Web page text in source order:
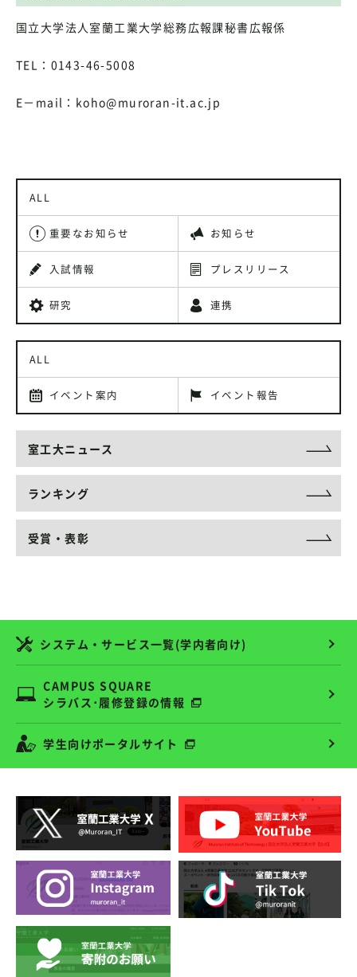
国立大学法人室蘭工業大学総務広報課秘書広報係
TEL：0143-46-5008
E－mail：koho@muroran-it.ac.jp
ALL
重要なお知らせ お知らせ
入試情報 プレスリリース
研究 連携
ALL
イベント案内 イベント報告
室工大ニュース
ランキング
受賞・表彰
システム・サービス一覧(学内者向け)
CAMPUS SQUARE
シラバス･履修登録の情報
学生向けポータルサイト